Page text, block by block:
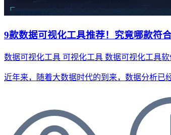
9款数据可视化工具推荐！究竟哪款符
数据可视化工具 可视化工具 数据可视化工具软
近年来，随着大数据时代的到来，数据分析